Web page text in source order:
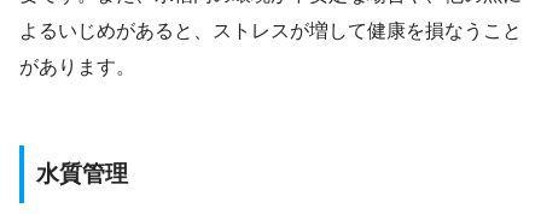
よるいじめがあると、ストレスが増して健康を損なうこと
があります。
水質管理